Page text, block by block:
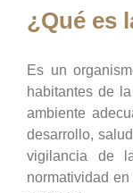
¿Qué es
Es un
habitantes de
ambiente
desarrollo,
vigilancia de
normatividad